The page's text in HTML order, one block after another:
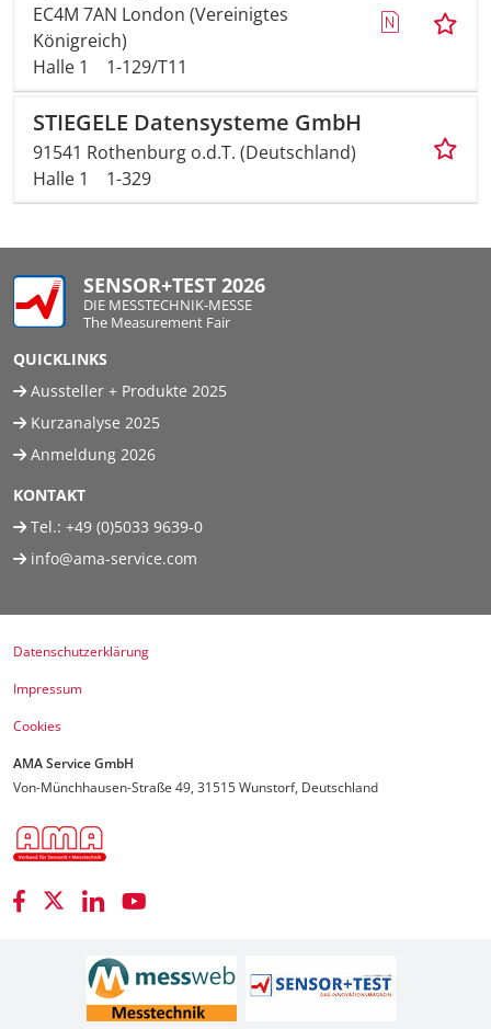
EC4M 7AN London (Vereinigtes
Königreich)
Halle 1
1-129/T11
STIEGELE Datensysteme GmbH
91541 Rothenburg o.d.T. (Deutschland)
Halle 1
1-329
SENSOR+TEST 2026
DIE MESSTECHNIK-MESSE
The Measurement Fair
QUICKLINKS
Aussteller + Produkte 2025
Kurzanalyse 2025
Anmeldung 2026
KONTAKT
Tel.: +49 (0)5033 9639-0
info@ama-service.com
Datenschutzerklärung
Impressum
Cookies
AMA Service GmbH
Von-Münchhausen-Straße 49, 31515 Wunstorf, Deutschland